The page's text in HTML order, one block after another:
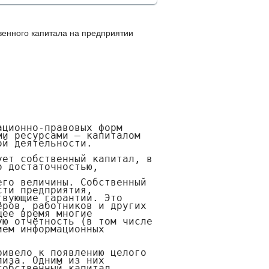
капитала на предприятии